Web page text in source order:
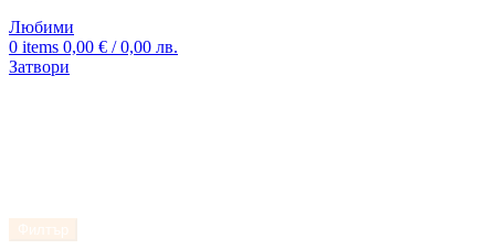
Любими
0 items 0,00 € / 0,00 лв.
Затвори